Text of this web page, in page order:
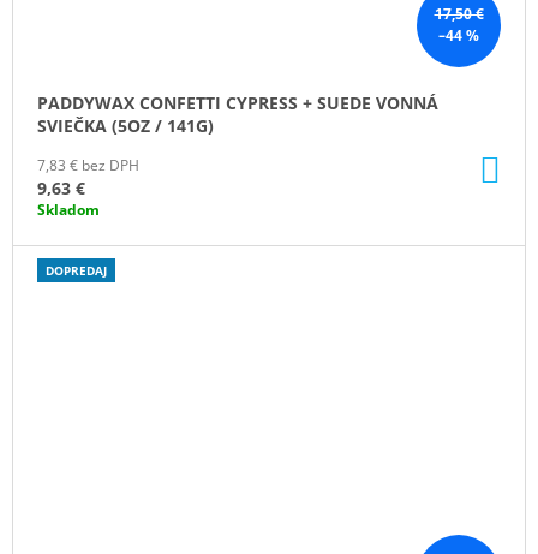
17,50 €
–44 %
PADDYWAX CONFETTI CYPRESS + SUEDE VONNÁ
SVIEČKA (5OZ / 141G)
7,83 € bez DPH
9,63 €
Skladom
DOPREDAJ